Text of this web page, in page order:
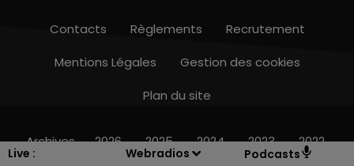
Live :
Webradios Podcasts
15h00 - 19h00
Contacts Règlements
Recrutement
Mentions Légales
Gestion des cookies
Plan du site
Archives 2026 2025 2024 2023 2022